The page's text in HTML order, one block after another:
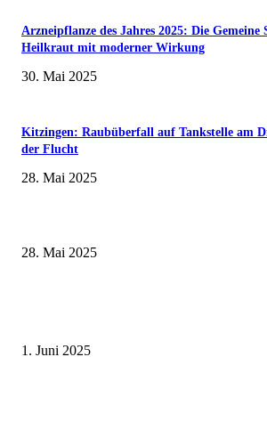
Arzneipflanze des Jahres 2025: Die Gemeine
Heilkraut mit moderner Wirkung
30. Mai 2025
Kitzingen: Raubüberfall auf Tankstelle am
der Flucht
28. Mai 2025
28. Mai 2025
1. Juni 2025